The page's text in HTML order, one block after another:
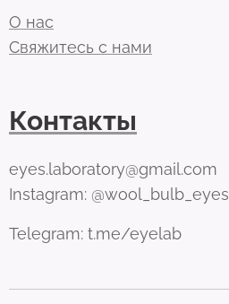
О нас
Свяжитесь с нами
Контакты
eyes.laboratory@gmail.com
Instagram: @wool_bulb_eyes
Telegram: t.me/eyelab